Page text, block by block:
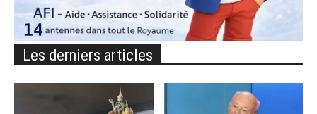
Les derniers articles